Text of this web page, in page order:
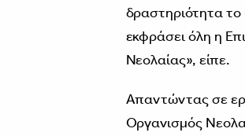
δραστηριότητα
εκφράσει όλη η
Νεολαίας», είπε.
Απαντώντας σε
Οργανισμός